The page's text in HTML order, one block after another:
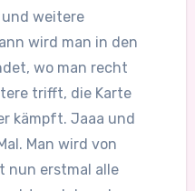
weitere
wird man in den
wo man recht
trifft, die Karte
kämpft. Jaaa und
Man wird von
nun erstmal alle